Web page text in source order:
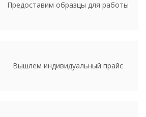
Предоставим образцы для работы
Вышлем индивидуальный прайс